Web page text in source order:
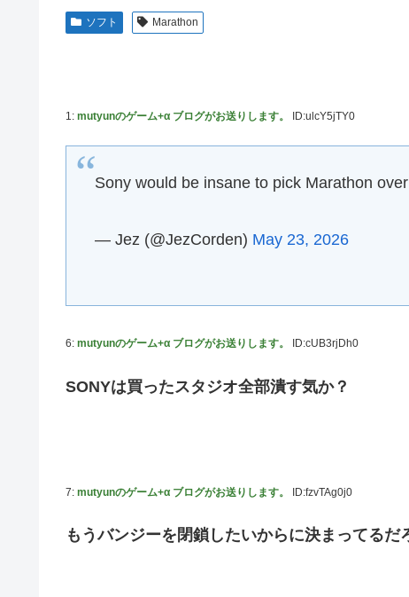
【朗報】メディア「PS6発売後もPS5はまだまだ現役」
【艦これ】みんなもう終わってそうだから聞くんだけど
【艦これ】今回のかわいい大賞は決まった
【艦これ】ジャージ鹿島 他
PS4「アイマススターリットシーズン」最新PV「新曲:夏
【HUNTER×HUNTER】センリツが本気を出せば、BW号を
お前らが思うバカゲーて何？
『ゼルダの伝説BotW』が出て10年になろうとしてるけどま
韓国人「本日チームをサヨナラ負けさせたイ・ジョンフの
ソフト Marathon
1: mutyunのゲーム+α ブログがお送りします。 ID:ulcY5jTY0
Sony would be insane to pick Marathon
— Jez (@JezCorden) May 23, 2026
6: mutyunのゲーム+α ブログがお送りします。 ID:cUB3rjDh0
SONYは買ったスタジオ全部潰す気か？
7: mutyunのゲーム+α ブログがお送りします。 ID:fzvTAg0j0
もうバンジーを閉鎖したいからに決まってるだ